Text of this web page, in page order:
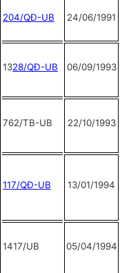
204/QĐ-UB 24/06/1991
1328/QĐ-UB 06/09/1993
762/TB-UB 22/10/1993
117/QĐ-UB 13/01/1994
1417/UB 05/04/1994